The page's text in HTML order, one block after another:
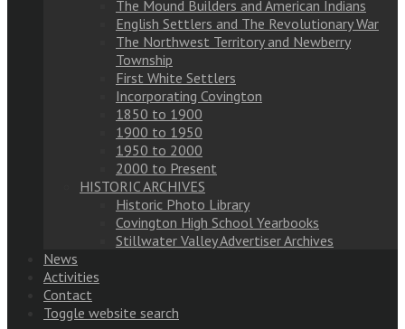
The Mound Builders and American Indians
English Settlers and The Revolutionary War
The Northwest Territory and Newberry
Township
First White Settlers
Incorporating Covington
1850 to 1900
1900 to 1950
1950 to 2000
2000 to Present
HISTORIC ARCHIVES
Historic Photo Library
Covington High School Yearbooks
Stillwater Valley Advertiser Archives
News
Activities
Contact
Toggle website search